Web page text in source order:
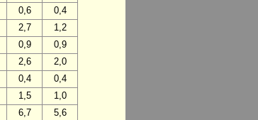
0,6
0,4
2,7
1,2
0,9
0,9
2,6
2,0
0,4
0,4
1,5
1,0
6,7
5,6